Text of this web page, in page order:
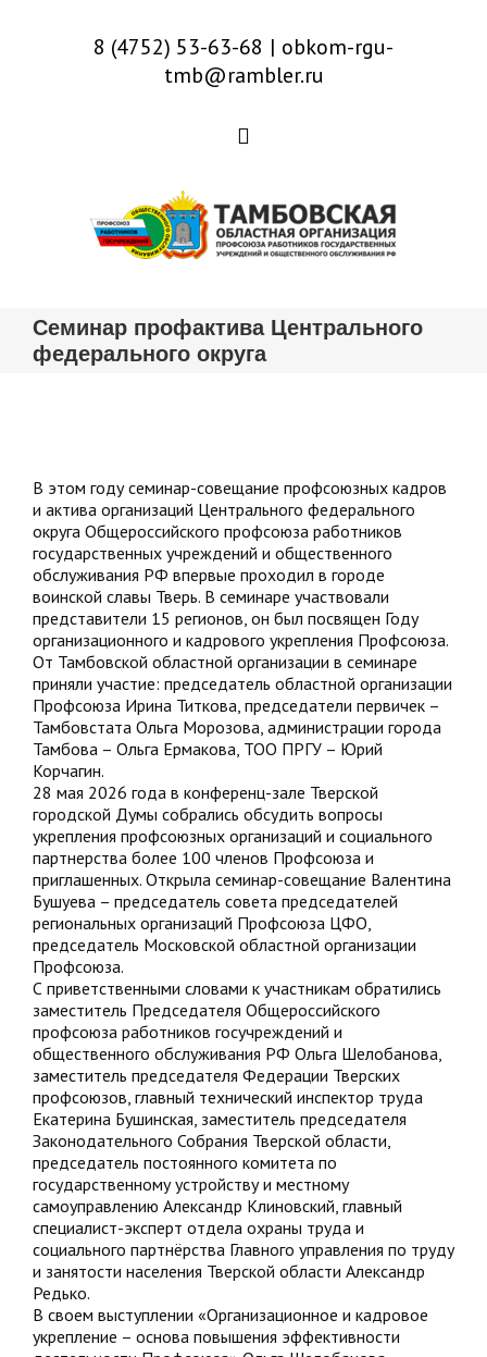
8 (4752) 53-63-68 | obkom-rgu-
tmb@rambler.ru
Семинар профактива Центрального
федерального округа
В этом году семинар-совещание профсоюзных кадров
и актива организаций Центрального федерального
округа Общероссийского профсоюза работников
государственных учреждений и общественного
обслуживания РФ впервые проходил в городе
воинской славы Тверь. В семинаре участвовали
представители 15 регионов, он был посвящен Году
организационного и кадрового укрепления Профсоюза.
От Тамбовской областной организации в семинаре
приняли участие: председатель областной организации
Профсоюза Ирина Титкова, председатели первичек –
Тамбовстата Ольга Морозова, администрации города
Тамбова – Ольга Ермакова, ТОО ПРГУ – Юрий
Корчагин.
28 мая 2026 года в конференц-зале Тверской
городской Думы собрались обсудить вопросы
укрепления профсоюзных организаций и социального
партнерства более 100 членов Профсоюза и
приглашенных. Открыла семинар-совещание Валентина
Бушуева – председатель совета председателей
региональных организаций Профсоюза ЦФО,
председатель Московской областной организации
Профсоюза.
С приветственными словами к участникам обратились
заместитель Председателя Общероссийского
профсоюза работников госучреждений и
общественного обслуживания РФ Ольга Шелобанова,
заместитель председателя Федерации Тверских
профсоюзов, главный технический инспектор труда
Екатерина Бушинская, заместитель председателя
Законодательного Собрания Тверской области,
председатель постоянного комитета по
государственному устройству и местному
самоуправлению Александр Клиновский, главный
специалист-эксперт отдела охраны труда и
социального партнёрства Главного управления по труду
и занятости населения Тверской области Александр
Редько.
В своем выступлении «Организационное и кадровое
укрепление – основа повышения эффективности